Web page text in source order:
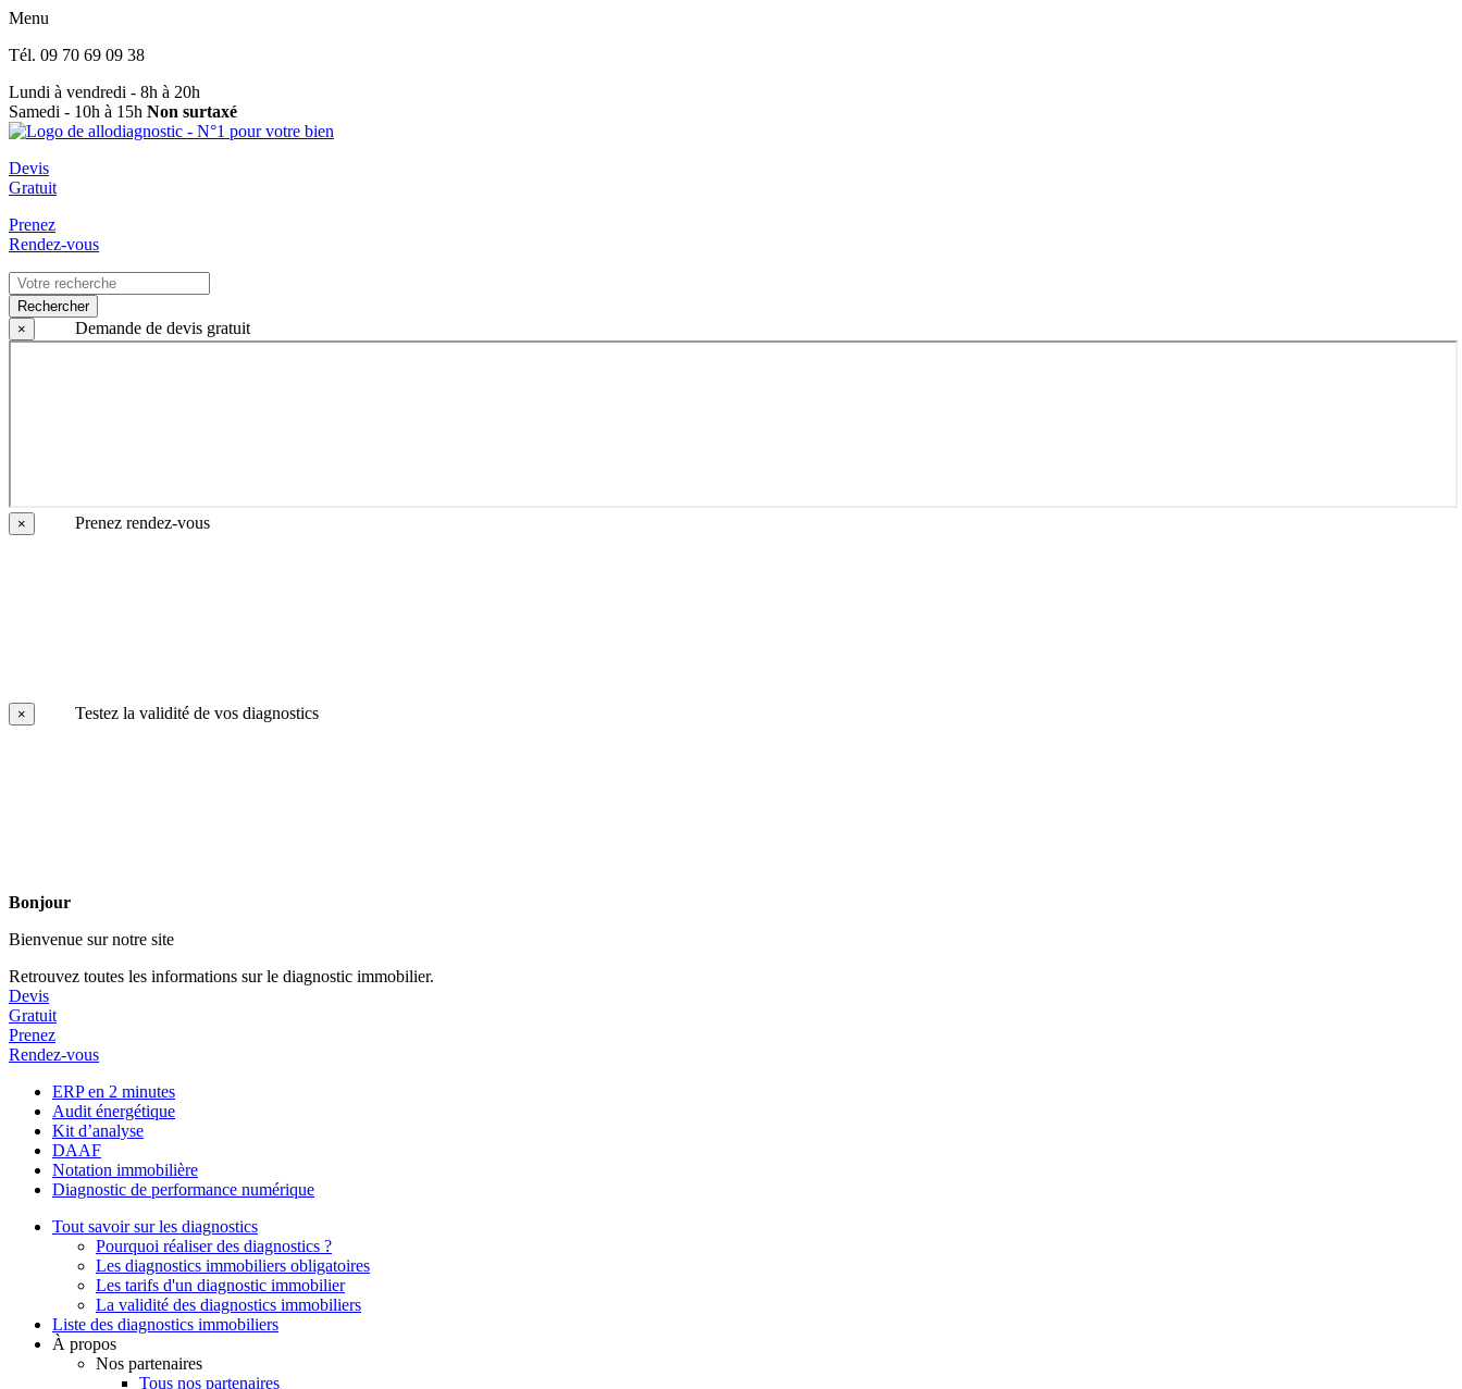
Menu
Tél. 09 70 69 09 38
Lundi à vendredi - 8h à 20h
Samedi - 10h à 15h Non surtaxé
Devis
Gratuit
Prenez
Rendez-vous
Rechercher
×
Demande de devis gratuit
× Prenez rendez-vous
× Testez la validité de vos diagnostics
Bonjour
Bienvenue sur notre site
Retrouvez toutes les informations sur le diagnostic immobilier.
Devis
Gratuit
Prenez
Rendez-vous
ERP en 2 minutes
Audit énergétique
Kit d’analyse
DAAF
Notation immobilière
Diagnostic de performance numérique
Tout savoir sur les diagnostics
Pourquoi réaliser des diagnostics ?
Les diagnostics immobiliers obligatoires
Les tarifs d'un diagnostic immobilier
La validité des diagnostics immobiliers
Liste des diagnostics immobiliers
À propos
Nos partenaires
Tous nos partenaires